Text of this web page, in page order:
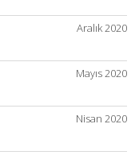
Aralık 2020
Mayıs 2020
Nisan 2020